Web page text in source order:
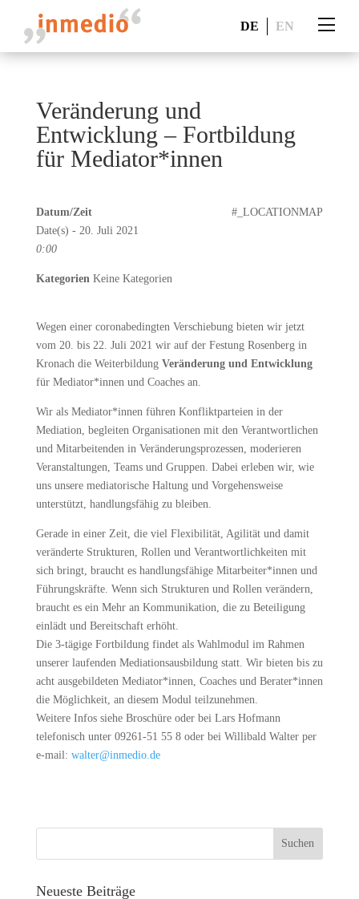
DE EN
Veränderung und
Entwicklung – Fortbildung
für Mediator*innen
#_LOCATIONMAP
Datum/Zeit
Date(s) - 20. Juli 2021
0:00
KategorienKeine Kategorien
Wegen einer coronabedingten Verschiebung bieten wir jetzt
vom 20. bis 22. Juli 2021 wir auf der Festung Rosenberg in
Kronach die Weiterbildung Veränderung und Entwicklung
für Mediator*innen und Coaches an.
Wir als Mediator*innen führen Konfliktparteien in der
Mediation, begleiten Organisationen mit den Verantwortlichen
und Mitarbeitenden in Veränderungsprozessen, moderieren
Veranstaltungen, Teams und Gruppen. Dabei erleben wir, wie
uns unsere mediatorische Haltung und Vorgehensweise
unterstützt, handlungsfähig zu bleiben.
Gerade in einer Zeit, die viel Flexibilität, Agilität und damit
veränderte Strukturen, Rollen und Verantwortlichkeiten mit
sich bringt, braucht es handlungsfähige Mitarbeiter*innen und
Führungskräfte. Wenn sich Strukturen und Rollen verändern,
braucht es ein Mehr an Kommunikation, die zu Beteiligung
einlädt und Bereitschaft erhöht.
Die 3-tägige Fortbildung findet als Wahlmodul im Rahmen
unserer laufenden Mediationsausbildung statt. Wir bieten bis zu
acht ausgebildeten Mediator*innen, Coaches und Berater*innen
die Möglichkeit, an diesem Modul teilzunehmen.
Weitere Infos siehe Broschüre oder bei Lars Hofmann
telefonisch unter 09261-51 55 8 oder bei Willibald Walter per
e-mail: walter@inmedio.de
Neueste Beiträge